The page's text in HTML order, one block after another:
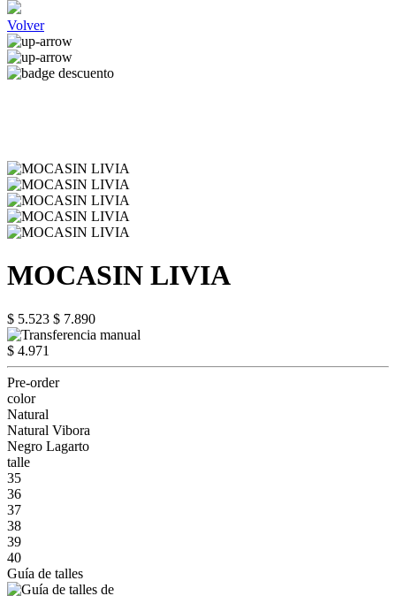
Volver
MOCASIN LIVIA
$ 5.523 $ 7.890
$ 4.971
Pre-order
color
Natural
Natural Vibora
Negro Lagarto
talle
35
36
37
38
39
40
Guía de talles